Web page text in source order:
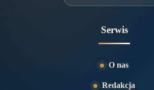
Serwis
O nas
Redakcja